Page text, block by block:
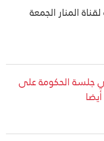
المنار الجمعة
جلسة الحكومة على